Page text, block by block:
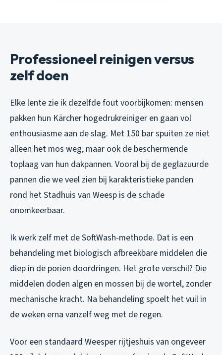
Professioneel reinigen versus
zelf doen
Elke lente zie ik dezelfde fout voorbijkomen: mensen
pakken hun Kärcher hogedrukreiniger en gaan vol
enthousiasme aan de slag. Met 150 bar spuiten ze niet
alleen het mos weg, maar ook de beschermende
toplaag van hun dakpannen. Vooral bij de geglazuurde
pannen die we veel zien bij karakteristieke panden
rond het Stadhuis van Weesp is de schade
onomkeerbaar.
Ik werk zelf met de SoftWash-methode. Dat is een
behandeling met biologisch afbreekbare middelen die
diep in de poriën doordringen. Het grote verschil? Die
middelen doden algen en mossen bij de wortel, zonder
mechanische kracht. Na behandeling spoelt het vuil in
de weken erna vanzelf weg met de regen.
Voor een standaard Weesper rijtjeshuis van ongeveer